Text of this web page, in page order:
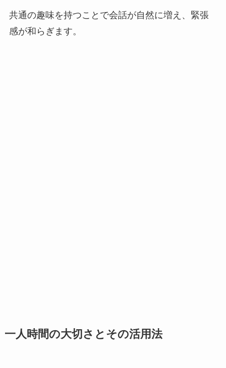
共通の趣味を持つことで会話が自然に増え、緊張
感が和らぎます。
一人時間の大切さとその活用法